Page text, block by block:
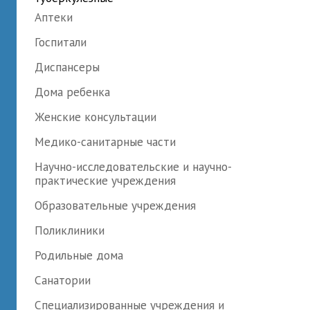
Аптеки
Госпитали
Диспансеры
Дома ребенка
Женские консультации
Медико-санитарные части
Научно-исследовательские и научно-
практические учреждения
Образовательные учреждения
Поликлиники
Родильные дома
Санатории
Специализированные учреждения и